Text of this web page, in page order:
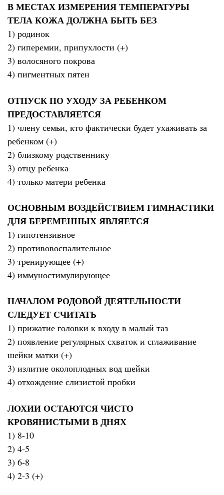
В МЕСТАХ ИЗМЕРЕНИЯ ТЕМПЕРАТУРЫ
ТЕЛА КОЖА ДОЛЖНА БЫТЬ БЕЗ
1) родинок
2) гиперемии, припухлости (+)
3) волосяного покрова
4) пигментных пятен
ОТПУСК ПО УХОДУ ЗА РЕБЕНКОМ
ПРЕДОСТАВЛЯЕТСЯ
1) члену семьи, кто фактически будет ухаживать за
ребенком (+)
2) близкому родственнику
3) отцу ребенка
4) только матери ребенка
ОСНОВНЫМ ВОЗДЕЙСТВИЕМ ГИМНАСТИКИ
ДЛЯ БЕРЕМЕННЫХ ЯВЛЯЕТСЯ
1) гипотензивное
2) противовоспалительное
3) тренирующее (+)
4) иммуностимулирующее
НАЧАЛОМ РОДОВОЙ ДЕЯТЕЛЬНОСТИ
СЛЕДУЕТ СЧИТАТЬ
1) прижатие головки к входу в малый таз
2) появление регулярных схваток и сглаживание
шейки матки (+)
3) излитие околоплодных вод шейки
4) отхождение слизистой пробки
ЛОХИИ ОСТАЮТСЯ ЧИСТО
КРОВЯНИСТЫМИ В ДНЯХ
1) 8-10
2) 4-5
3) 6-8
4) 2-3 (+)